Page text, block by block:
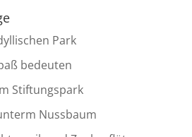
Park
bedeuten
Stiftungspark
Nussbaum